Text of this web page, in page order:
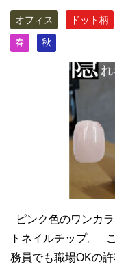
オフィス ドット柄
春 秋
ピンク色のワンカ
トネイルチップ。
務員でも職場OKの